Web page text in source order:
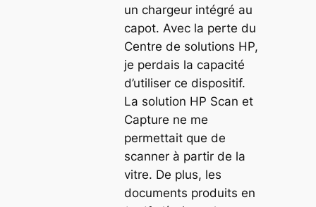
un chargeur intégré au
capot. Avec la perte du
Centre de solutions HP,
je perdais la capacité
d’utiliser ce dispositif.
La solution HP Scan et
Capture ne me
permettait que de
scanner à partir de la
vitre. De plus, les
documents produits en